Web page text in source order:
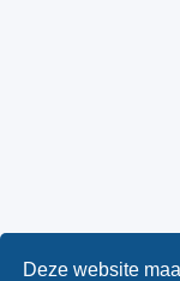
Deze website